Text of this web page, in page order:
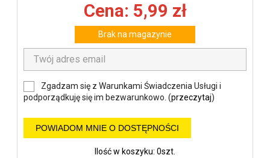
Cena: 5,99 zł
Brak na magazynie
Zgadzam się z Warunkami Świadczenia Usługi i
podporządkuję się im bezwarunkowo. (przeczytaj)
POWIADOM MNIE O DOSTĘPNOŚCI
Ilość w koszyku: 0szt.